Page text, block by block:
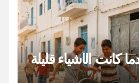
كانت الأشياء قليلة